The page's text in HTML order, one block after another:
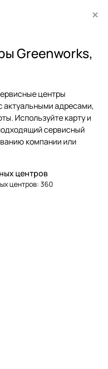
Greenworks,
центры
актуальными адресами,
Используйте карту и
сервисный
компании или
центров
центров: 360